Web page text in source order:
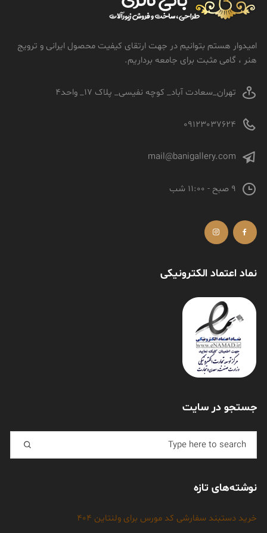
امیدوار هستم بتوانیم در جهت ارتقای کیفیت محصول ایرانی و ترویج
هنر ، گامی مثبت برای جامعه برداریم.
تهران_سعادت آباد_ کوچه نفیسی_ پلاک 17_ واحد4
09123037624
mail@banigallery.com
9 صبح - 11:00 شب
نماد اعتماد الکترونیکی
جستجو در سایت
نوشته‌های تازه
خرید دستبند سفارشی کد مورس برای ولنتاین 404